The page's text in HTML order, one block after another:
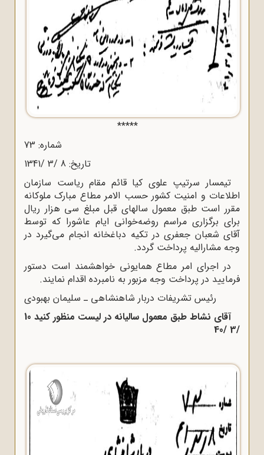
*****
شماره: 73
تاریخ: 8 /3 /1341
تیمسار سرتیپ علوی کیا قائم مقام ریاست سازمان
اطلاعات و امنیت کشور حسب الامر مطاع مبارک ملوکانه
مقرر است طبق معمول سالهای قبل مبلغ سی هزار ریال
برای برگزاری مراسم روضه‌خوانی ایام عاشورا که توسط
آقای شعبان جعفری در تکیه دباغخانه انجام می‌گیرد در
وجه مشارالیه پرداخت گردد.
در اجرای امر مطاع همایونی خواهشمند است دستور
فرمایید در پرداخت وجه مزبور به نامبرده اقدام نمایند.
رئیس تشریفات دربار شاهنشاهی ـ سلیمان بهبودی
آقای نشاط طبق معمول سالیانه در لیست منظور کنید 10
/3 /40